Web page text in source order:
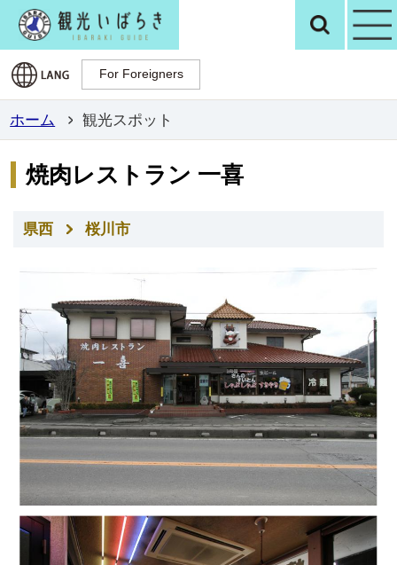
観光いばらき検
For Foreigners
For Foreigners
ホーム 観光スポット
焼肉レストラン 一喜
県西 桜川市